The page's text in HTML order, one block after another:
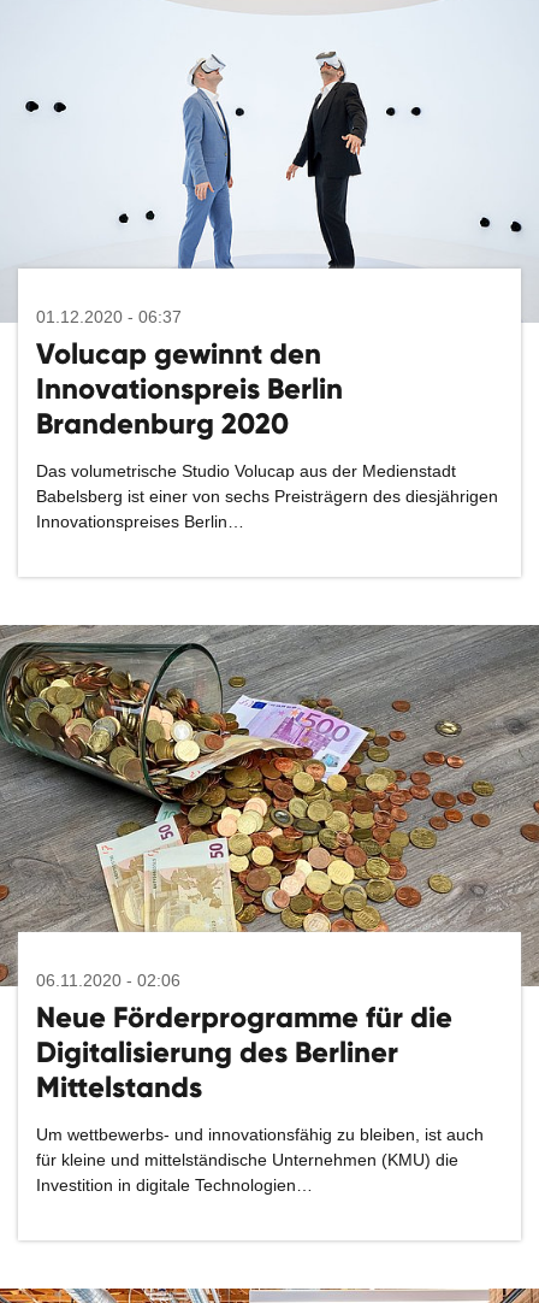
01.12.2020 - 06:37
Volucap gewinnt den
Innovationspreis Berlin
Brandenburg 2020
Das volumetrische Studio Volucap aus der Medienstadt
Babelsberg ist einer von sechs Preisträgern des diesjährigen
Innovationspreises Berlin…
06.11.2020 - 02:06
Neue Förderprogramme für die
Digitalisierung des Berliner
Mittelstands
Um wettbewerbs- und innovationsfähig zu bleiben, ist auch
für kleine und mittelständische Unternehmen (KMU) die
Investition in digitale Technologien…